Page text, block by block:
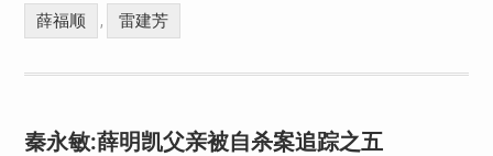
薛福顺 , 雷建芳
秦永敏:薛明凯父亲被自杀案追踪之五